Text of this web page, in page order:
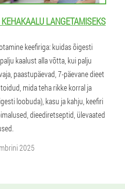
LANGETAMISEKS
keefiriga: kuidas õigesti
kaalust alla võtta, kui palju
paastupäevad, 7-päevane dieet
mida teha rikke korral ja
loobuda), kasu ja kahju, keefiri
dieediretseptid, ülevaated
2025